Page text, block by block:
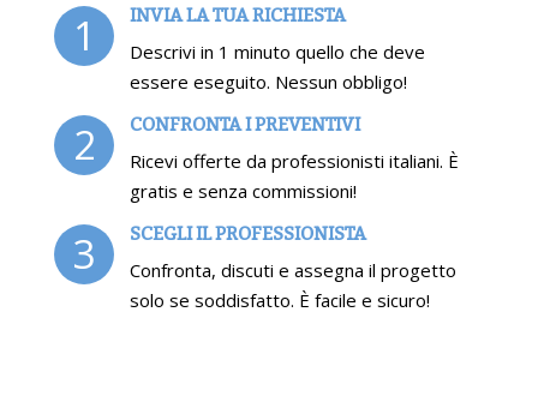
1 INVIA LA TUA RICHIESTA
Descrivi in 1 minuto quello che deve
essere eseguito. Nessun obbligo!
2 CONFRONTA I PREVENTIVI
Ricevi offerte da professionisti italiani. È
gratis e senza commissioni!
3 SCEGLI IL PROFESSIONISTA
Confronta, discuti e assegna il progetto
solo se soddisfatto. È facile e sicuro!